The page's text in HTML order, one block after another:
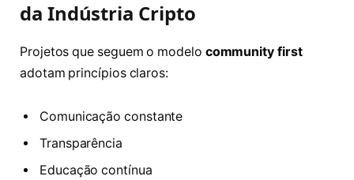
da Indústria Cripto
Projetos que seguem o modelo community first
adotam princípios claros:
Comunicação constante
Transparência
Educação contínua